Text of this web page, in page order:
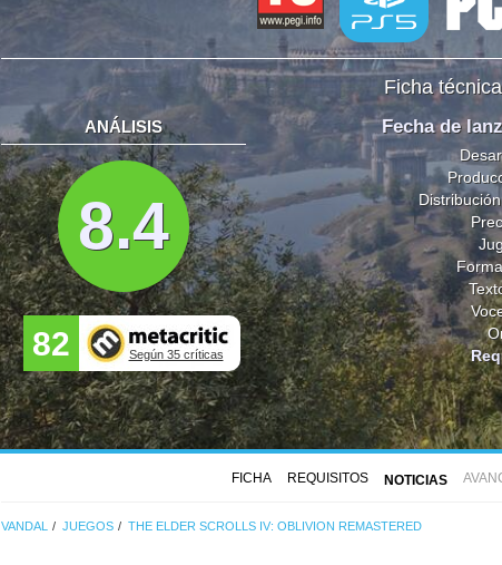
Ficha
ANÁLISIS
8.4
82 Según 35 críticas
Fecha de
FICHA REQUISITOS NOTICIAS
VANDAL JUEGOS THE ELDER SCROLLS IV: OBLIVION REMASTERED